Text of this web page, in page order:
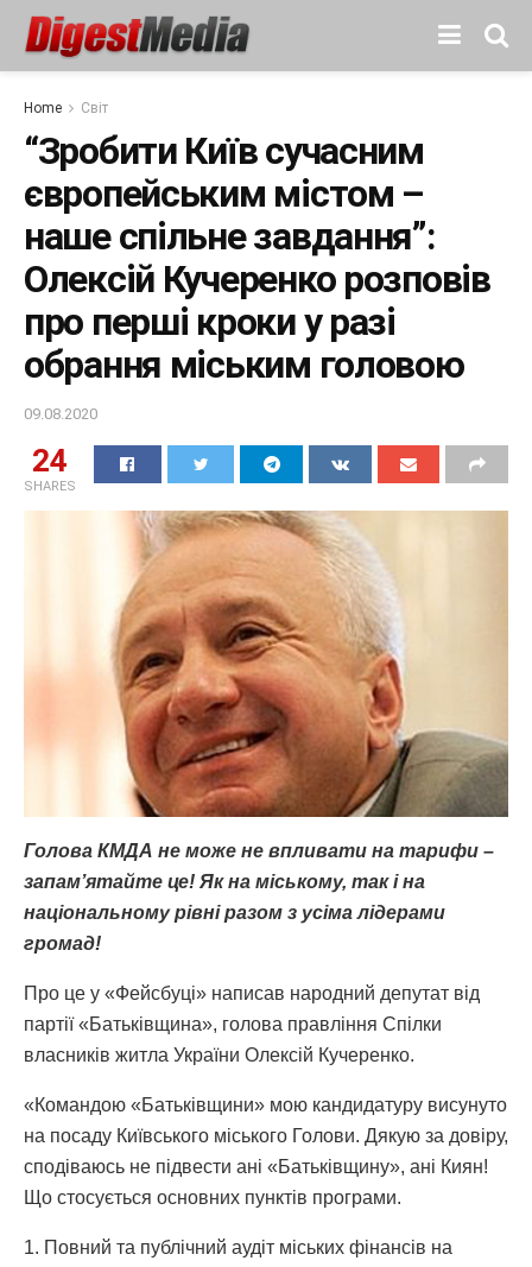
Home Світ
“Зробити Київ сучасним
європейським містом –
наше спільне завдання”:
Олексій Кучеренко розповів
про перші кроки у разі
обрання міським головою
09.08.2020
24
SHARES
Голова КМДА не може не впливати на тарифи –
запам’ятайте це! Як на міському, так і на
національному рівні разом з усіма лідерами
громад!
Про це у «Фейсбуці» написав народний депутат від
партії «Батьківщина», голова правління Спілки
власників житла України Олексій Кучеренко.
«Командою «Батьківщини» мою кандидатуру висунуто
на посаду Київського міського Голови. Дякую за довіру,
сподіваюсь не підвести ані «Батьківщину», ані Киян!
Що стосується основних пунктів програми.
1. Повний та публічний аудіт міських фінансів на